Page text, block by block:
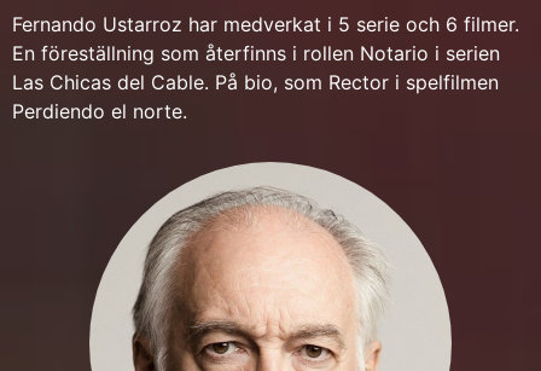
Fernando Ustarroz har medverkat i 5 serie och 6 filmer.
En föreställning som återfinns i rollen Notario i serien
Las Chicas del Cable. På bio, som Rector i spelfilmen
Perdiendo el norte.